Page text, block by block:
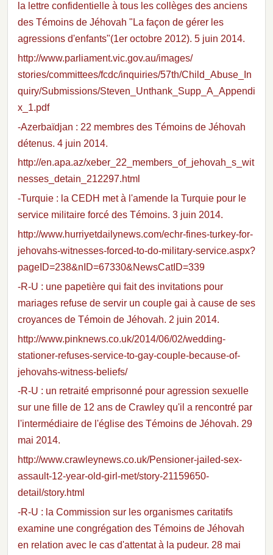
la lettre confidentielle à tous les collèges des anciens
des Témoins de Jéhovah "La façon de gérer les
agressions d'enfants"(1er octobre 2012). 5 juin 2014.
http://www.parliament.vic.gov.au/images/
stories/committees/fcdc/inquiries/57th/Child_Abuse_In
quiry/Submissions/Steven_Unthank_Supp_A_Appendi
x_1.pdf
-Azerbaïdjan : 22 membres des Témoins de Jéhovah
détenus. 4 juin 2014.
http://en.apa.az/xeber_22_members_of_jehovah_s_wit
nesses_detain_212297.html
-Turquie : la CEDH met à l'amende la Turquie pour le
service militaire forcé des Témoins. 3 juin 2014.
http://www.hurriyetdailynews.com/echr-fines-turkey-for-
jehovahs-witnesses-forced-to-do-military-service.aspx?
pageID=238&nID=67330&NewsCatID=339
-R-U : une papetière qui fait des invitations pour
mariages refuse de servir un couple gai à cause de ses
croyances de Témoin de Jéhovah. 2 juin 2014.
http://www.pinknews.co.uk/2014/06/02/wedding-
stationer-refuses-service-to-gay-couple-because-of-
jehovahs-witness-beliefs/
-R-U : un retraité emprisonné pour agression sexuelle
sur une fille de 12 ans de Crawley qu'il a rencontré par
l'intermédiaire de l'église des Témoins de Jéhovah. 29
mai 2014.
http://www.crawleynews.co.uk/Pensioner-jailed-sex-
assault-12-year-old-girl-met/story-21159650-
detail/story.html
-R-U : la Commission sur les organismes caritatifs
examine une congrégation des Témoins de Jéhovah
en relation avec le cas d'attentat à la pudeur. 28 mai